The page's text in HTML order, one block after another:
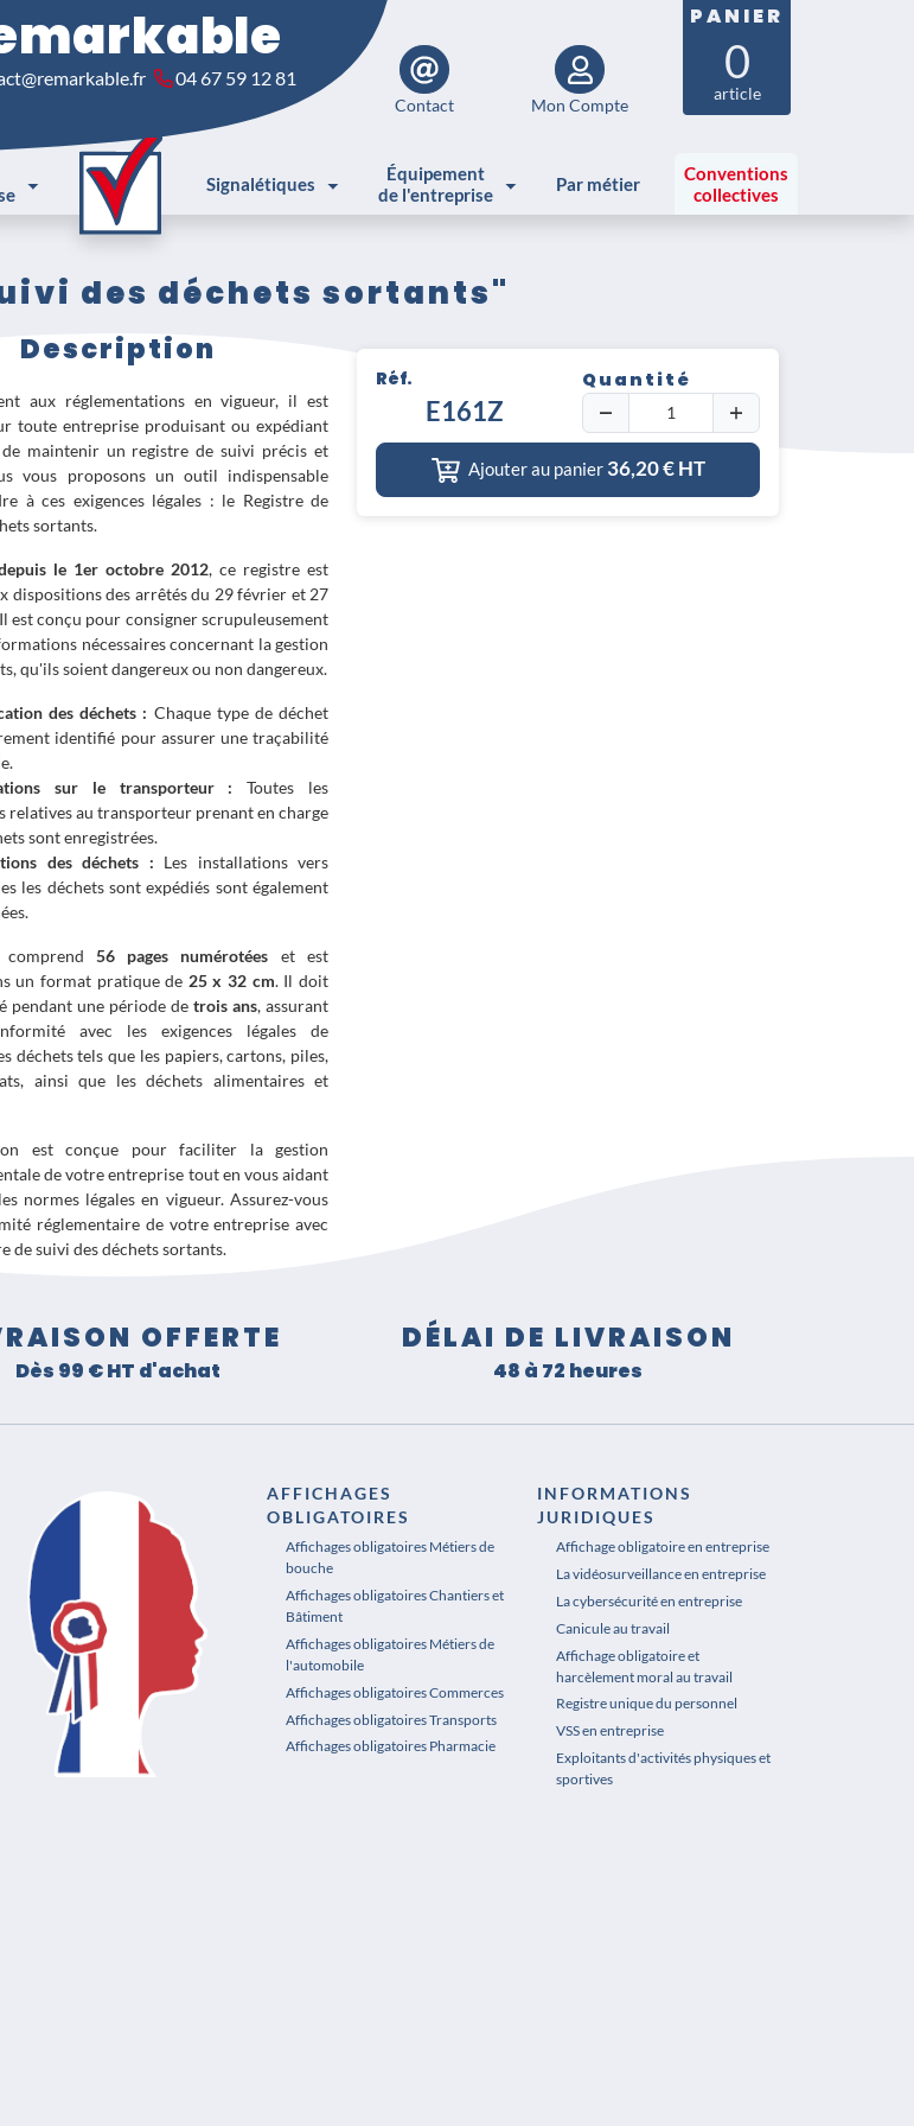
04 67 59 12 81
Contact Mon Compte
PANIER
0
article
Signalétiques
Équipement
de l'entreprise
Par métier
Conventions
collectives
des déchets sortants"
Description
aux réglementations en vigueur, il est
toute entreprise produisant ou expédiant
de maintenir un registre de suivi précis et
vous proposons un outil indispensable
à ces exigences légales : le Registre de
sortants.
le 1er octobre 2012, ce registre est
dispositions des arrêtés du 29 février et 27
est conçu pour consigner scrupuleusement
nécessaires concernant la gestion
qu'ils soient dangereux ou non dangereux.
des déchets : Chaque type de déchet
identifié pour assurer une traçabilité
sur le transporteur : Toutes les
relatives au transporteur prenant en charge
sont enregistrées.
des déchets : Les installations vers
les déchets sont expédiés sont également
56 pages numérotées et est
un format pratique de 25 x 32 cm. Il doit
pendant une période de trois ans, assurant
avec les exigences légales de
déchets tels que les papiers, cartons, piles,
ainsi que les déchets alimentaires et
est conçue pour faciliter la gestion
de votre entreprise tout en vous aidant
normes légales en vigueur. Assurez-vous
réglementaire de votre entreprise avec
de suivi des déchets sortants.
Réf.
E161Z
Quantité
Ajouter au panier 36,20€ HT
OFFERTE
Dès 99 € HT d'achat
DÉLAI DE LIVRAISON
48 à 72 heures
AFFICHAGES
OBLIGATOIRES
Affichages obligatoires Métiers de
bouche
Affichages obligatoires Chantiers et
Bâtiment
Affichages obligatoires Métiers de
l'automobile
Affichages obligatoires Commerces
Affichages obligatoires Transports
Affichages obligatoires Pharmacie
INFORMATIONS
JURIDIQUES
Affichage obligatoire en entreprise
La vidéosurveillance en entreprise
La cybersécurité en entreprise
Canicule au travail
Affichage obligatoire et
harcèlement moral au travail
Registre unique du personnel
VSS en entreprise
Exploitants d'activités physiques et
sportives